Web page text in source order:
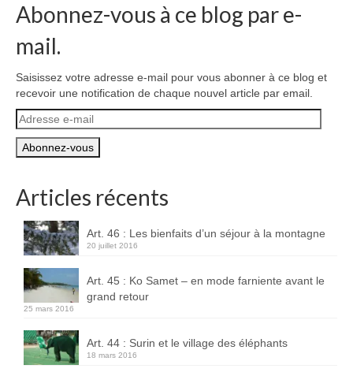
Abonnez-vous à ce blog par e-
mail.
Saisissez votre adresse e-mail pour vous abonner à ce blog et
recevoir une notification de chaque nouvel article par email.
Adresse
e-
mail
Articles récents
Art. 46 : Les bienfaits d’un séjour à la montagne
20 juillet 2016
Art. 45 : Ko Samet – en mode farniente avant le
grand retour
25 mars 2016
Art. 44 : Surin et le village des éléphants
18 mars 2016